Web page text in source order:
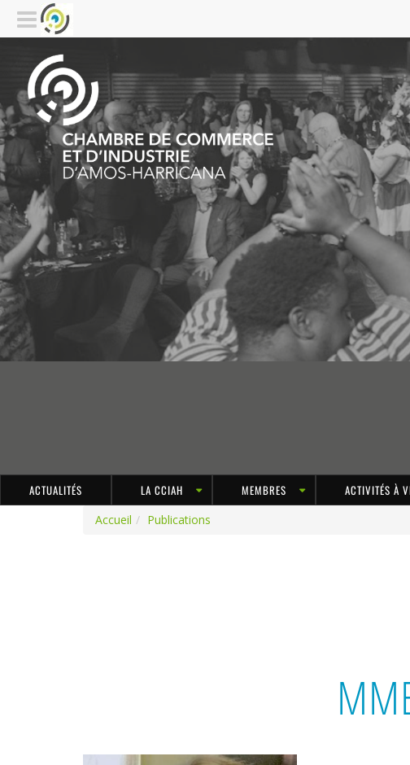
ACTUALITÉS LA CCIAH MEMBRES ACTIVITÉS À
Accueil Publications